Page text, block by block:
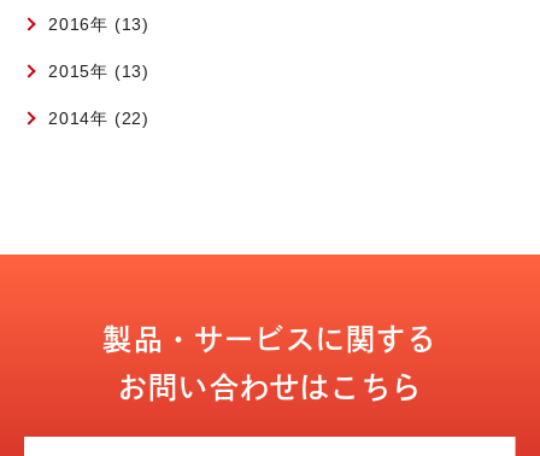
2016年 (13)
2015年 (13)
2014年 (22)
製品・サービスに関する
お問い合わせはこちら